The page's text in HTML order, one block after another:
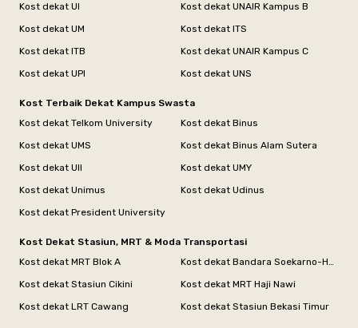
Kost dekat UI
Kost dekat UNAIR Kampus B
Kost dekat UM
Kost dekat ITS
Kost dekat ITB
Kost dekat UNAIR Kampus C
Kost dekat UPI
Kost dekat UNS
Kost Terbaik Dekat Kampus Swasta
Kost dekat Telkom University
Kost dekat Binus
Kost dekat UMS
Kost dekat Binus Alam Sutera
Kost dekat UII
Kost dekat UMY
Kost dekat Unimus
Kost dekat Udinus
Kost dekat President University
Kost Dekat Stasiun, MRT & Moda Transportasi
Kost dekat MRT Blok A
Kost dekat Bandara Soekarno-Hatta
Kost dekat Stasiun Cikini
Kost dekat MRT Haji Nawi
Kost dekat LRT Cawang
Kost dekat Stasiun Bekasi Timur